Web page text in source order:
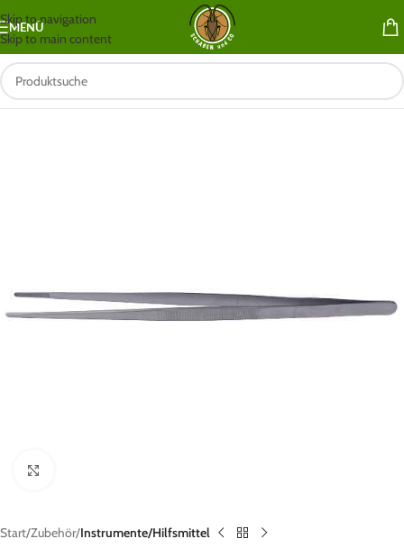
Skip to navigation
Skip to main content
MENÜ
Start Zubehör Instrumente/Hilfsmittel